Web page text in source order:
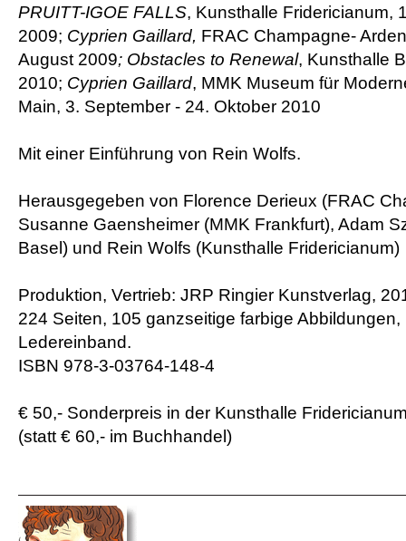
PRUITT-IGOE FALLS, Kunsthalle Fridericianum,
2009; Cyprien Gaillard, FRAC Champagne-
August 2009; Obstacles to Renewal, Kunsthalle
2010; Cyprien Gaillard, MMK Museum für
Main, 3. September - 24. Oktober 2010
Mit einer Einführung von Rein Wolfs.
Herausgegeben von Florence Derieux (FRAC
Susanne Gaensheimer (MMK Frankfurt), Adam
Basel) und Rein Wolfs (Kunsthalle Fridericianum)
Produktion, Vertrieb: JRP Ringier Kunstverlag,
224 Seiten, 105 ganzseitige farbige
Ledereinband.
ISBN 978-3-03764-148-4
€ 50,- Sonderpreis in der Kunsthalle
(statt € 60,- im Buchhandel)